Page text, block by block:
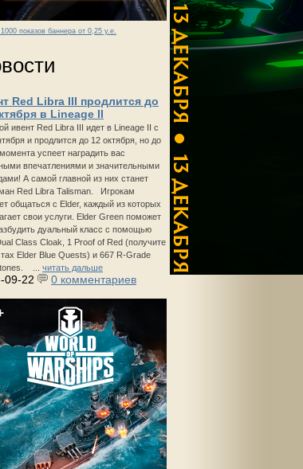
1000 показов баннера от 0,25 у.е.
Red Libra III продлится до
в Lineage II
ивент Red Libra III идет в Lineage II с
и продлится до 12 октября, но до
успеет наградить вас
впечатлениями и значительными
А самой главной из них станет
Red Libra Talisman. Игрокам
общаться с Elder, каждый из которых
свои услуги. Elder Green поможет
дуальный класс с помощью
Class Cloak, 1 Proof of Red (получите
Elder Blue Quests) и 667 R-Grade
... читать дальше
09-22 0 комментариев